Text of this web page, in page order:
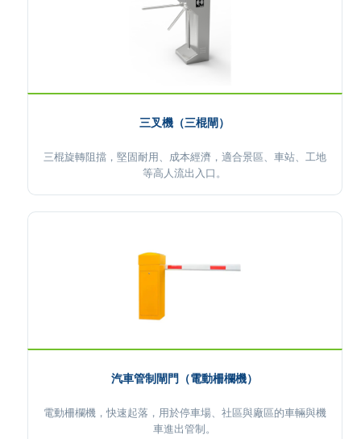
三叉機（三棍閘）
三棍旋轉阻擋，堅固耐用、成本經濟，適合景區、車站、工地
等高人流出入口。
汽車管制閘門（電動柵欄機）
電動柵欄機，快速起落，用於停車場、社區與廠區的車輛與機
車進出管制。